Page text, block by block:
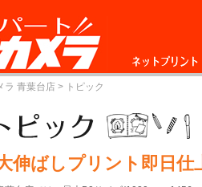
ネットプリント
ラ 青葉台店 > トピック
伸ばしプリント即日仕